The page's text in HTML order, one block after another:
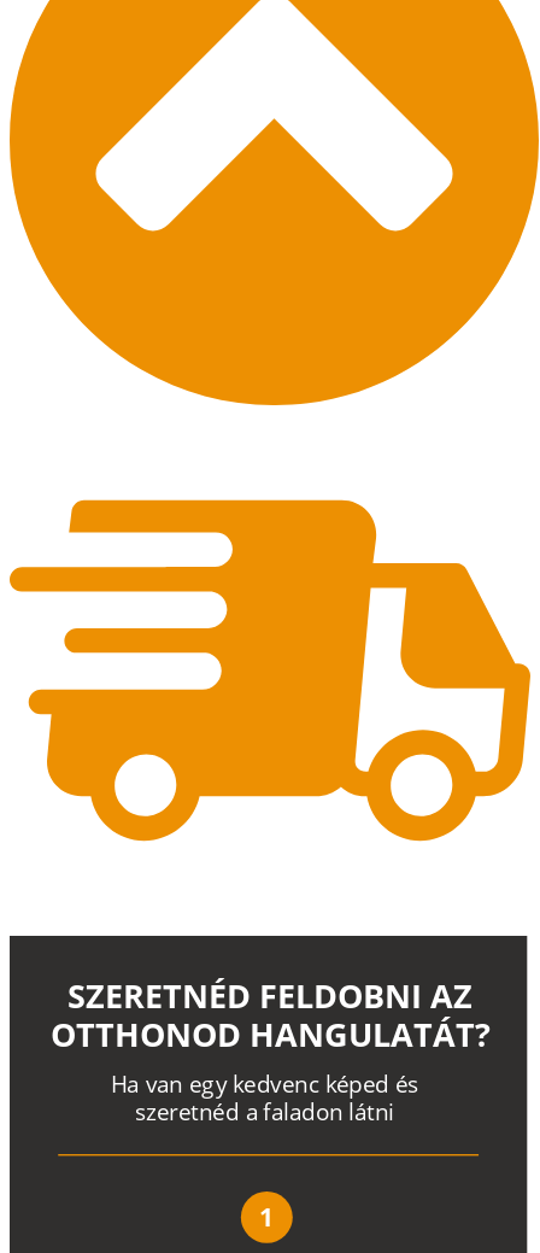
Ha van egy kedvenc képed és
szeretnéd a faladon látni
SZERETNÉD FELDOBNI AZ
OTTHONOD HANGULATÁT?
1